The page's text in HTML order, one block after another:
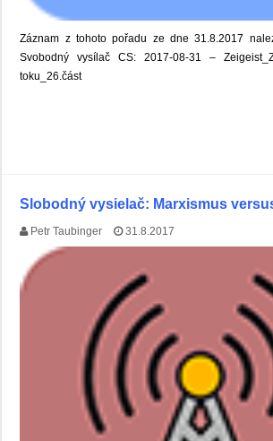
Záznam z tohoto pořadu ze dne 31.8.2017
Svobodný vysílač CS: 2017-08-31 –
toku_26.část
Slobodný vysielač: Marxismus
Petr Taubinger 31.8.2017